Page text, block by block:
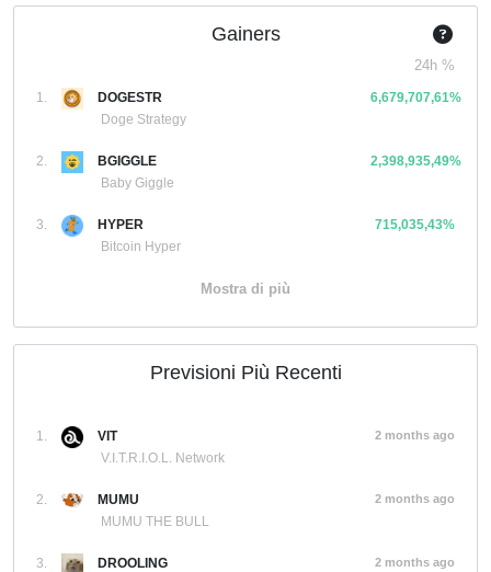
Gainers
24h %
1.
DOGESTR
Doge Strategy
6,679,707,61%
2.
BGIGGLE
Baby Giggle
2,398,935,49%
3.
HYPER
Bitcoin Hyper
715,035,43%
Mostra di più
Previsioni Più Recenti
1.
VIT
V.I.T.R.I.O.L. Network
2 months ago
2.
MUMU
MUMU THE BULL
2 months ago
3.
DROOLING
2 months ago